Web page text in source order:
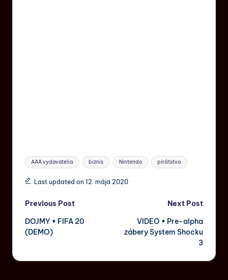
AAA vydavatelia biznis Nintendo pirátstvo
Last updated on 12. mája 2020
Previous Post
DOJMY • FIFA 20
(DEMO)
Next Post
VIDEO • Pre-alpha
zábery System Shocku
3